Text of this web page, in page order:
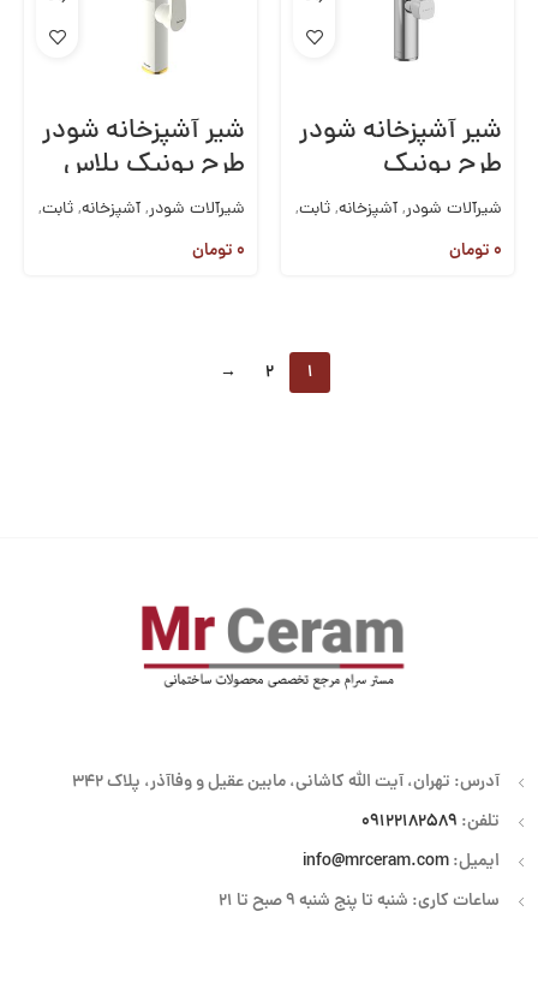
شیر آشپزخانه شودر
طرح یونیک
شیرآلات شودر,آشپزخانه,ثابت,
شیرآلات روکار
۰تومان
شیر آشپزخانه شودر
طرح یونیک پلاس
شیرآلات شودر,آشپزخانه,ثابت,
شیرآلات روکار
۰تومان
1
2
→
آدرس: تهران، آیت الله کاشانی، مابین عقیل و وفاآذر، پلاک 342
تلفن: 09122182589
ایمیل:info@mrceram.com
ساعات کاری: شنبه تا پنج شنبه 9 صبح تا 21